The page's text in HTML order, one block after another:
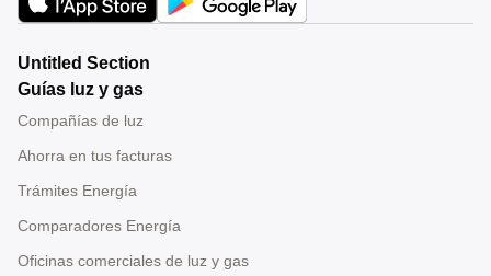
Untitled Section
Guías luz y gas
Compañías de luz
Ahorra en tus facturas
Trámites Energía
Comparadores Energía
Oficinas comerciales de luz y gas